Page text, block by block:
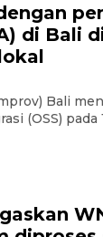
di Bali
Bali
(OSS) pada
TNI
16:28